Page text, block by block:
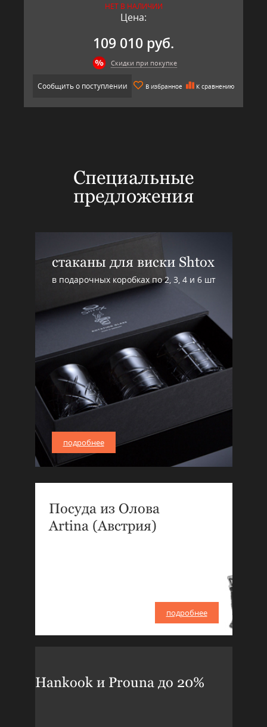
НЕТ В НАЛИЧИИ
Цена:
109 010 руб.
Скидки при покупке
Сообщить о поступлении В избранное К сравнению
Специальные
предложения
стаканы для виски Shtox
в подарочных коробках по 2, 3, 4 и 6 шт
подробнее
Посуда из Олова
Artina (Австрия)
подробнее
Hankook и Prouna до 20%